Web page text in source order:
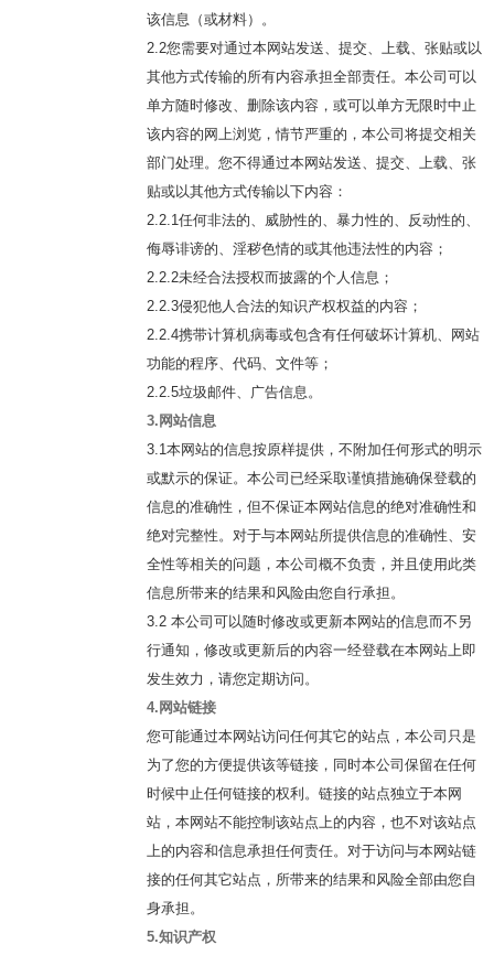
该信息（或材料）。
2.2您需要对通过本网站发送、提交、上载、张贴或以
其他方式传输的所有内容承担全部责任。本公司可以
单方随时修改、删除该内容，或可以单方无限时中止
该内容的网上浏览，情节严重的，本公司将提交相关
部门处理。您不得通过本网站发送、提交、上载、张
贴或以其他方式传输以下内容：
2.2.1任何非法的、威胁性的、暴力性的、反动性的、
侮辱诽谤的、淫秽色情的或其他违法性的内容；
2.2.2未经合法授权而披露的个人信息；
2.2.3侵犯他人合法的知识产权权益的内容；
2.2.4携带计算机病毒或包含有任何破坏计算机、网站
功能的程序、代码、文件等；
2.2.5垃圾邮件、广告信息。
3.网站信息
3.1本网站的信息按原样提供，不附加任何形式的明示
或默示的保证。本公司已经采取谨慎措施确保登载的
信息的准确性，但不保证本网站信息的绝对准确性和
绝对完整性。对于与本网站所提供信息的准确性、安
全性等相关的问题，本公司概不负责，并且使用此类
信息所带来的结果和风险由您自行承担。
3.2 本公司可以随时修改或更新本网站的信息而不另
行通知，修改或更新后的内容一经登载在本网站上即
发生效力，请您定期访问。
4.网站链接
您可能通过本网站访问任何其它的站点，本公司只是
为了您的方便提供该等链接，同时本公司保留在任何
时候中止任何链接的权利。链接的站点独立于本网
站，本网站不能控制该站点上的内容，也不对该站点
上的内容和信息承担任何责任。对于访问与本网站链
接的任何其它站点，所带来的结果和风险全部由您自
身承担。
5.知识产权